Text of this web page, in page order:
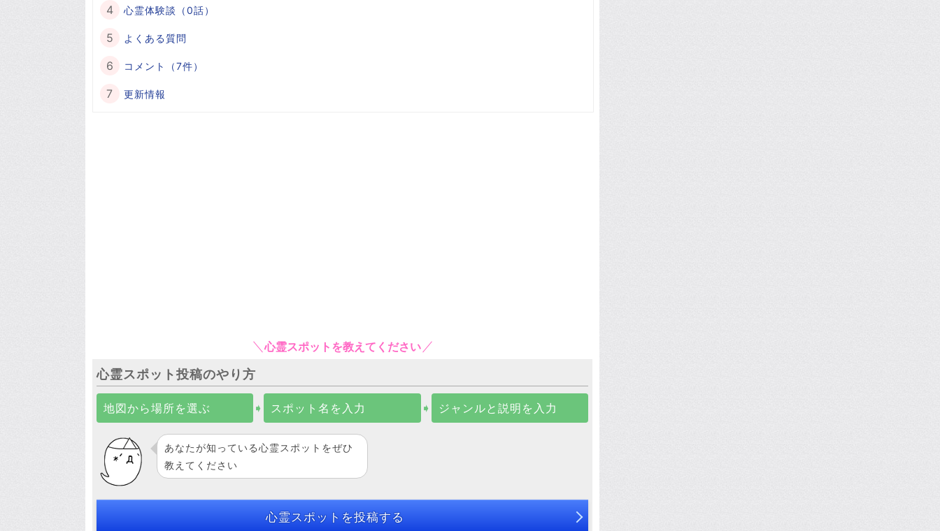
心霊体験談（0話）
よくある質問
コメント（7件）
更新情報
心霊スポットを教えてください
心霊スポット投稿のやり方
地図から場所を選ぶ ➧ スポット名を入力 ➧ ジャンルと説明を入力
あなたが知っている心霊スポットをぜひ
教えてください
心霊スポットを投稿する